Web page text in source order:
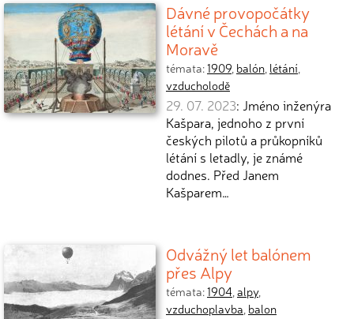
Dávné provopočátky
létání v Čechách a na
Moravě
témata:1909, balón, létání,
vzducholodě
29. 07. 2023: Jméno inženýra
Kašpara, jednoho z první
českých pilotů a průkopníků
létání s letadly, je známé
dodnes. Před Janem
Kašparem…
Odvážný let balónem
přes Alpy
témata:1904,alpy,
vzduchoplavba, balon